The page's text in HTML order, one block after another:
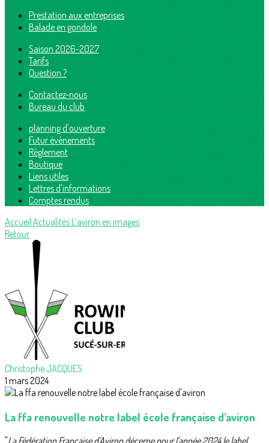
Prestation aux entreprises
Balade en gondole
Saison 2026-2027
Tarifs
Question ?
Contactez-nous
Bureau du club
planning d'ouverture
Futur événements
Règlement
Boutique
Liens utiles
Lettres d'informations
Comptes rendus
Accueil ActualitésL'aviron en images
Retour
Christophe JACQUES
1 mars 2024
La ffa renouvelle notre label école française d'aviron